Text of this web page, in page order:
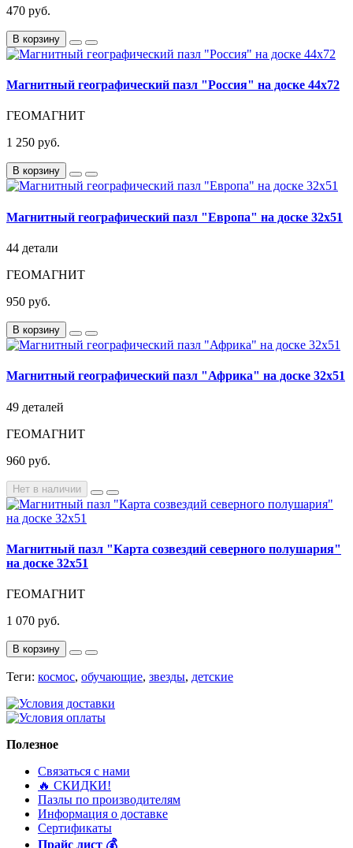
470 руб.
В корзину
Магнитный географический пазл "Россия" на доске 44х72
ГЕОМАГНИТ
1 250 руб.
В корзину
Магнитный географический пазл "Европа" на доске 32х51
44 детали
ГЕОМАГНИТ
950 руб.
В корзину
Магнитный географический пазл "Африка" на доске 32х51
49 деталей
ГЕОМАГНИТ
960 руб.
Нет в наличии
Магнитный пазл "Карта созвездий северного полушария"
на доске 32х51
ГЕОМАГНИТ
1 070 руб.
В корзину
Теги: космос, обучающие, звезды, детские
Полезное
Связаться с нами
🔥 ️СКИДКИ!
Пазлы по производителям
Информация о доставке
Сертификаты
Прайс лист 💰